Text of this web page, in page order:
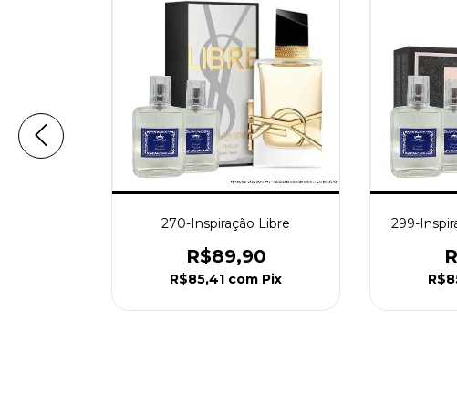
270-Inspiração Libre
R$89,90
R$85,41 com Pix
299-